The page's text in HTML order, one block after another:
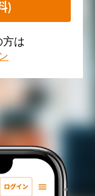
)
方は